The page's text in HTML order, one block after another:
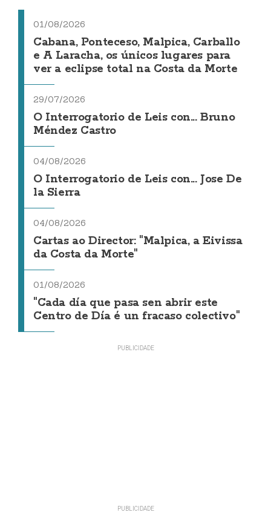
01/08/2026
Cabana, Ponteceso, Malpica, Carballo
e A Laracha, os únicos lugares para
ver a eclipse total na Costa da Morte
29/07/2026
O Interrogatorio de Leis con... Bruno
Méndez Castro
04/08/2026
O Interrogatorio de Leis con... Jose De
la Sierra
04/08/2026
Cartas ao Director: "Malpica, a Eivissa
da Costa da Morte"
01/08/2026
"Cada día que pasa sen abrir este
Centro de Día é un fracaso colectivo"